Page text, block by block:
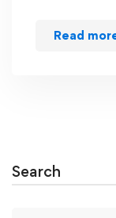
Read
Search